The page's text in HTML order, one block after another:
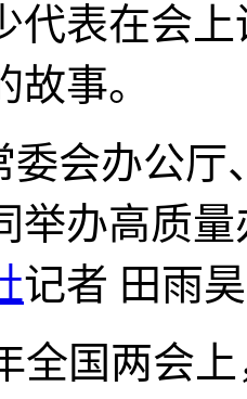
代表在会
事。
委会办公厅
举办高质
记者 田雨
国两会上